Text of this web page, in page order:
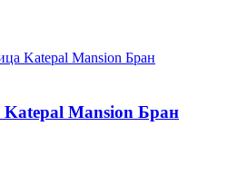
Katepal Mansion Бран